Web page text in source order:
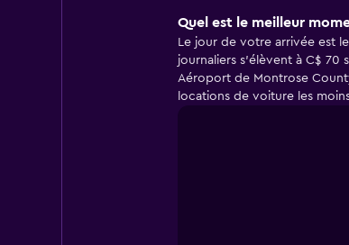
Quel est le meilleur
Le jour de votre arrivée est
journaliers s'élèvent à C$
Aéroport de Montrose
locations de voiture les